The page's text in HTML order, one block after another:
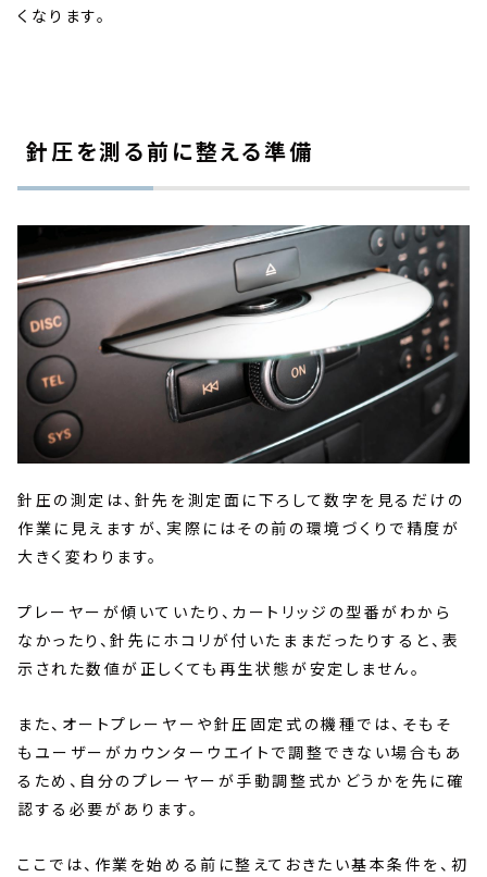
くなります。
針圧を測る前に整える準備
針圧の測定は、針先を測定面に下ろして数字を見るだけの
作業に見えますが、実際にはその前の環境づくりで精度が
大きく変わります。
プレーヤーが傾いていたり、カートリッジの型番がわから
なかったり、針先にホコリが付いたままだったりすると、表
示された数値が正しくても再生状態が安定しません。
また、オートプレーヤーや針圧固定式の機種では、そもそ
もユーザーがカウンターウエイトで調整できない場合もあ
るため、自分のプレーヤーが手動調整式かどうかを先に確
認する必要があります。
ここでは、作業を始める前に整えておきたい基本条件を、初